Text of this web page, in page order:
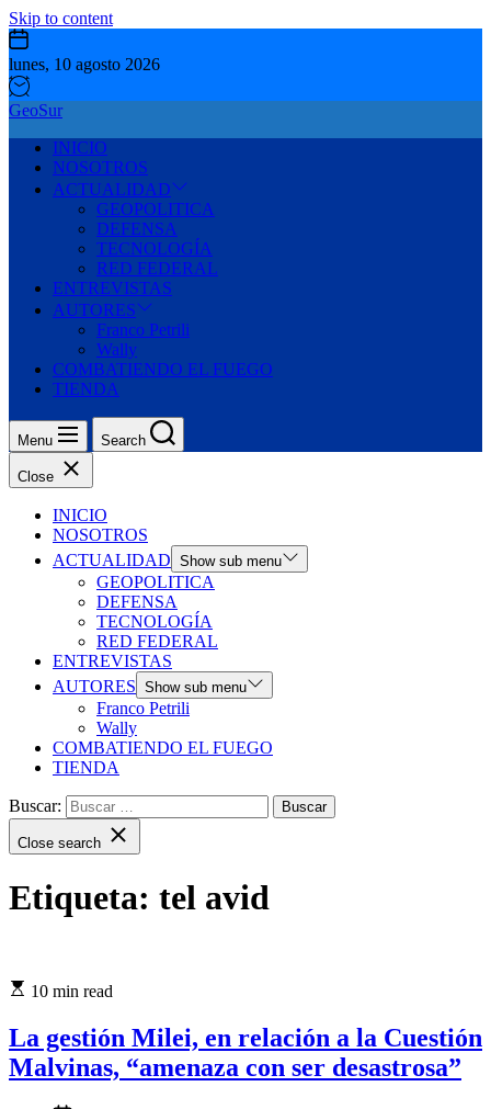
Skip to content
lunes, 10 agosto 2026
GeoSur
INICIO
NOSOTROS
ACTUALIDAD
GEOPOLITICA
DEFENSA
TECNOLOGÍA
RED FEDERAL
ENTREVISTAS
AUTORES
Franco Petrili
Wally
COMBATIENDO EL FUEGO
TIENDA
Menu Search
Close
INICIO
NOSOTROS
ACTUALIDAD Show sub menu
GEOPOLITICA
DEFENSA
TECNOLOGÍA
RED FEDERAL
ENTREVISTAS
AUTORES Show sub menu
Franco Petrili
Wally
COMBATIENDO EL FUEGO
TIENDA
Buscar:
Close search
Etiqueta: tel avid
10 min read
La gestión Milei, en relación a la Cuestión
Malvinas, “amenaza con ser desastrosa”